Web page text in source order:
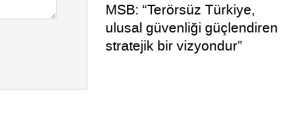
MSB: “Terörsüz Türkiye,
ulusal güvenliği güçlendiren
stratejik bir vizyondur”